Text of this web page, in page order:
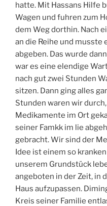
hatte. Mit Hassans Hilfe
Wagen und fuhren zum
dem Weg dorthin. Nach
an die Reihe und musste
abgeben. Das wurde
war es eine elendige
nach gut zwei Stunden
sitzen. Dann ging alles
Stunden waren wir
Medikamente im Ort
seiner Famkk im lie
gebracht. Wir sind der
Idee ist einem so
unserem Grundstück
angeboten in der Zeit, in
Haus aufzupassen.
Kreis seiner Familie